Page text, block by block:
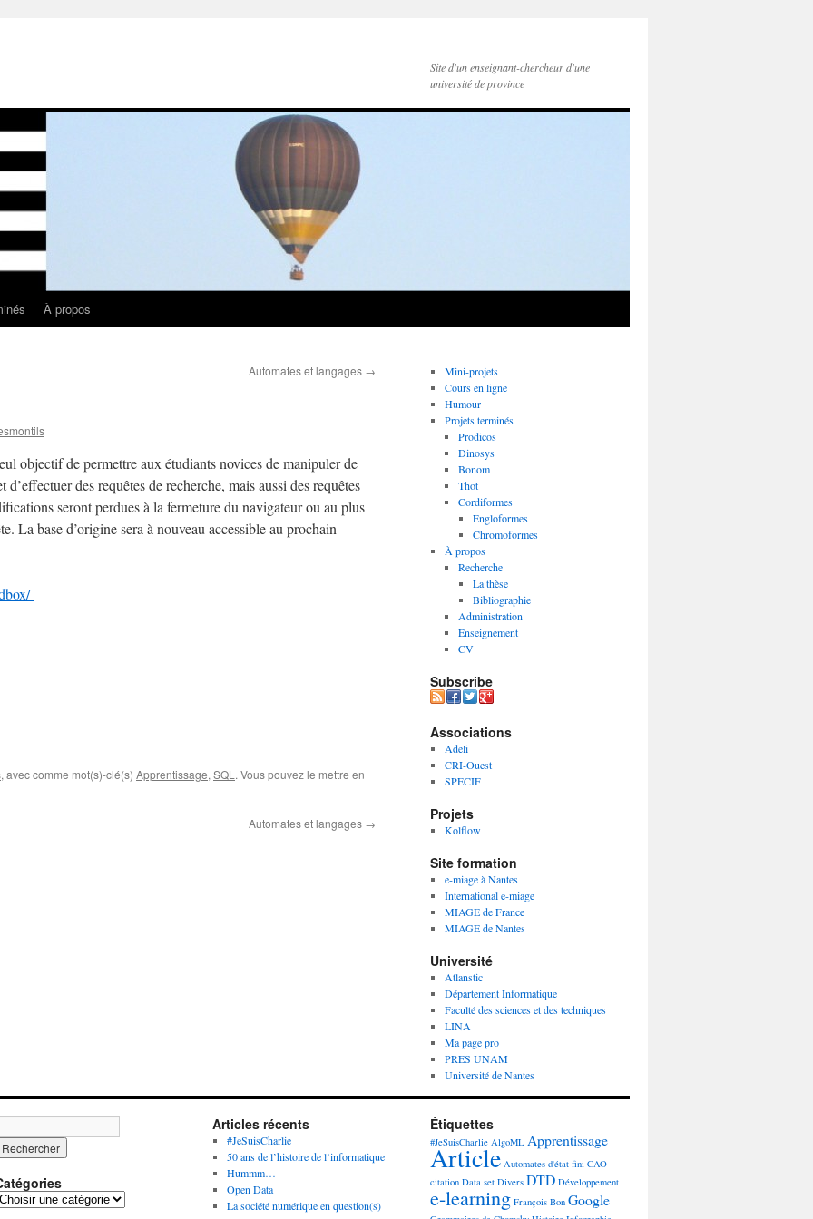
Site d'un enseignant-chercheur d'une
université de province
À propos
Automates et langages →
objectif de permettre aux étudiants novices de manipuler de
d’effectuer des requêtes de recherche, mais aussi des requêtes
seront perdues à la fermeture du navigateur ou au plus
La base d’origine sera à nouveau accessible au prochain
, avec comme mot(s)-clé(s) Apprentissage, SQL . Vous pouvez le mettre en
Automates et langages →
Mini-projets
Cours en ligne
Humour
Projets terminés
Prodicos
Dinosys
Bonom
Thot
Cordiformes
Engloformes
Chromoformes
À propos
Recherche
La thèse
Bibliographie
Administration
Enseignement
CV
Subscribe
Associations
Adeli
CRI-Ouest
SPECIF
Projets
Kolflow
Site formation
e-miage à Nantes
International e-miage
MIAGE de France
MIAGE de Nantes
Université
Atlanstic
Département Informatique
Faculté des sciences et des techniques
LINA
Ma page pro
PRES UNAM
Université de Nantes
C
Articles récents
#JeSuisCharlie
50 ans de l’histoire de l’informatique
Hummm…
Open Data
La société numérique en question(s)
Étiquettes
#JeSuisCharlie AlgoML Apprentissage
Article Automates d'état fini CAO
citation Data set Divers DTD Développement
e-learning François Bon Google